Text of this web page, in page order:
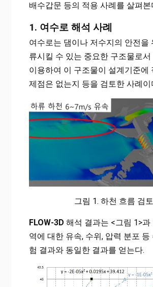
배수갑문 등의 적용 사례를 살펴본
1. 여수로 해석 사례
여수로는 댐이나 저수지의 안전을
류시킬 수 있는 중요한 구조물로서
이용하여 이 구조물이 설계기준에
제점은 없는지 등을 검토한 사례이
그림 1. 하천 흐름 검토
FLOW-3D 해석 결과는 <그림 1>과
역에 대한 유속, 수위, 압력 분포 등
험 결과와 동일한 결과를 얻는다.